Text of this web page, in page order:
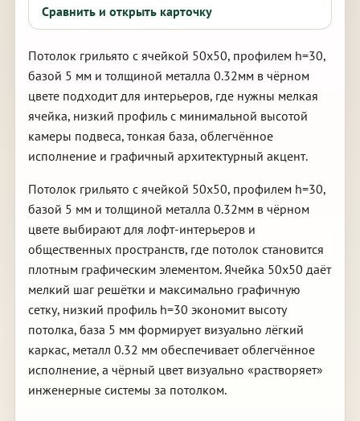
Сравнить и открыть карточку
Потолок грильято с ячейкой 50х50, профилем h=30,
базой 5 мм и толщиной металла 0.32мм в чёрном
цвете подходит для интерьеров, где нужны мелкая
ячейка, низкий профиль с минимальной высотой
камеры подвеса, тонкая база, облегчённое
исполнение и графичный архитектурный акцент.
Потолок грильято с ячейкой 50х50, профилем h=30,
базой 5 мм и толщиной металла 0.32мм в чёрном
цвете выбирают для лофт-интерьеров и
общественных пространств, где потолок становится
плотным графическим элементом. Ячейка 50х50 даёт
мелкий шаг решётки и максимально графичную
сетку, низкий профиль h=30 экономит высоту
потолка, база 5 мм формирует визуально лёгкий
каркас, металл 0.32 мм обеспечивает облегчённое
исполнение, а чёрный цвет визуально «растворяет»
инженерные системы за потолком.